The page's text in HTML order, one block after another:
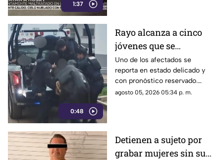
1:37
0:48
Rayo alcanza a cinco
jóvenes que se
resguardaban de la
lluvia en Durango
Uno de los afectados se
reporta en estado delicado y
con pronóstico reservado.
Fueron auxiliados por la Policía
agosto 05, 2026 05:34 p. m.
Detienen a sujeto por
grabar mujeres sin su